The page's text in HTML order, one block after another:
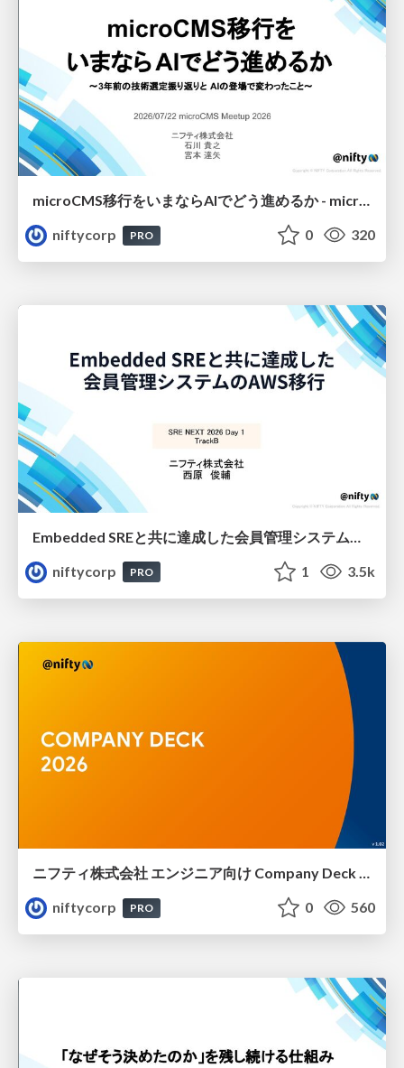
microCMS移行をいまならAIでどう進めるか - microCMS Meetup 2026
niftycorp
PRO 0 320
niftycorp
PRO 1 3.5k
ニフティ株式会社 エンジニア向け Company Deck 2026年版
niftycorp
PRO 0 560